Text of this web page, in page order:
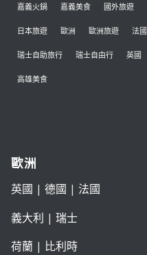
嘉義火鍋 嘉義美食 國外旅遊
日本旅遊 歐洲 歐洲旅遊 法國
瑞士自助旅行 瑞士自由行 英國
高雄美食
歐洲
英國 | 德國 | 法國
義大利 | 瑞士
荷蘭| 比利時